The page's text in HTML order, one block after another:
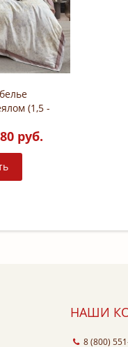
(1,5 -
арт.
руб.
НАШИ
8 (800)